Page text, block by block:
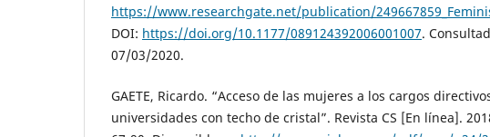
https://www.researchgate.net/publication/
DOI: https://doi.org/10.1177/089124392006001007.
07/03/2020.
GAETE, Ricardo. “Acceso de las mujeres a los cargos
universidades con techo de cristal”. Revista CS [En línea].